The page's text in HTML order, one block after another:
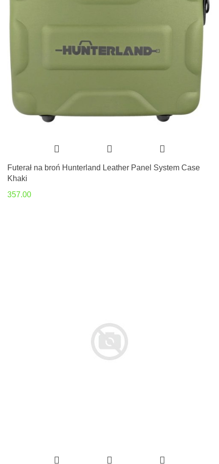
Futerał na broń Hunterland Leather Panel System Case
Khaki
357.00